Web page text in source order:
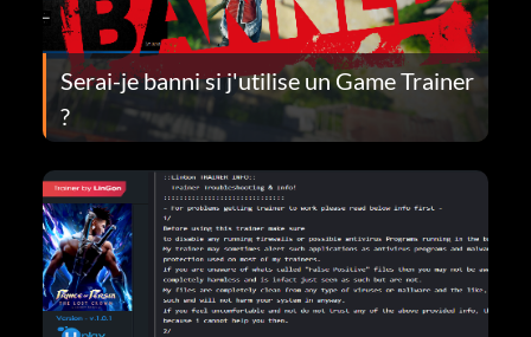
Serai-je banni si j'utilise un Game Trainer
?